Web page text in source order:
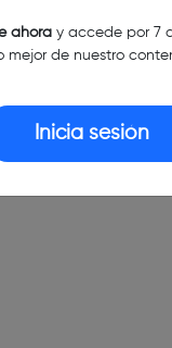
ahoray accede por 7
mejor de nuestro
Inicia sesión